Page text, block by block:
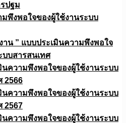
ปฐม
พึงพอใจของผู้ใช้งานระบบ
าน ” แบบประเมินความพึงพอใจ
บบสารสนเทศ
นความพึงพอใจของผู้ใช้งานระบบ
2566
นความพึงพอใจของผู้ใช้งานระบบ
2567
นความพึงพอใจของผู้ใช้งานระบบ